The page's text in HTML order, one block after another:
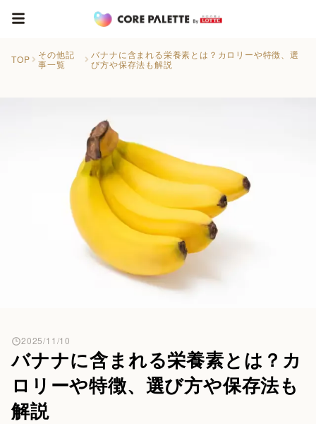
TOP
その他記
事一覧
バナナに含まれる栄養素とは？カロリーや特徴、選
び方や保存法も解説
バナナに含まれる栄養素とは？カ
ロリーや特徴、選び方や保存法も
解説
2025/11/10